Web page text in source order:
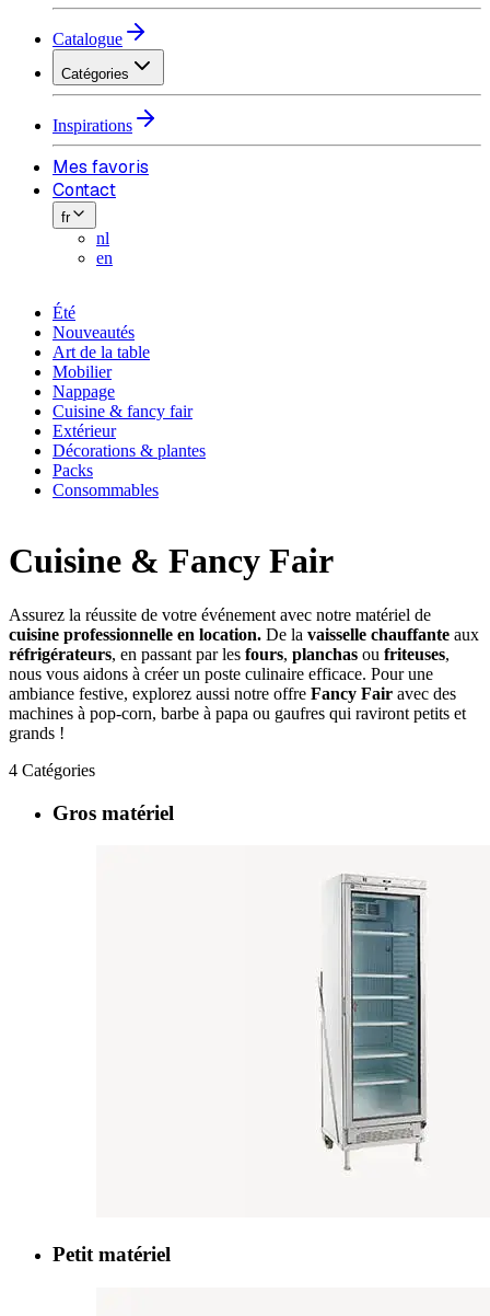
Catalogue
Catégories
Inspirations
Mes favoris
Contact
fr
nl
en
Été
Nouveautés
Art de la table
Mobilier
Nappage
Cuisine & fancy fair
Extérieur
Décorations & plantes
Packs
Consommables
Cuisine & Fancy Fair
Assurez la réussite de votre événement avec notre matériel de
cuisine professionnelle en location. De la vaisselle chauffante aux
réfrigérateurs, en passant par les fours, planchas ou friteuses,
nous vous aidons à créer un poste culinaire efficace. Pour une
ambiance festive, explorez aussi notre offre Fancy Fair avec des
machines à pop-corn, barbe à papa ou gaufres qui raviront petits et
grands !
4 Catégories
Gros matériel
Petit matériel